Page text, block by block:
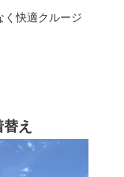
く快適クルージ
え